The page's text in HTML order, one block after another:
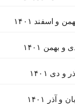
و اسفند ۱۴۰۱
و بهمن ۱۴۰۱
آذر و دی ۱۴۰۱
آبان و آذر ۱۴۰۱